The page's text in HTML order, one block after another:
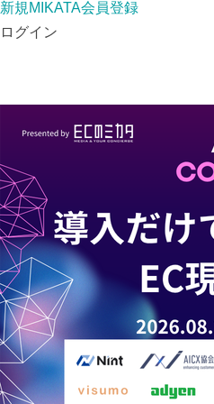
新規MIKATA会員登録
ログイン